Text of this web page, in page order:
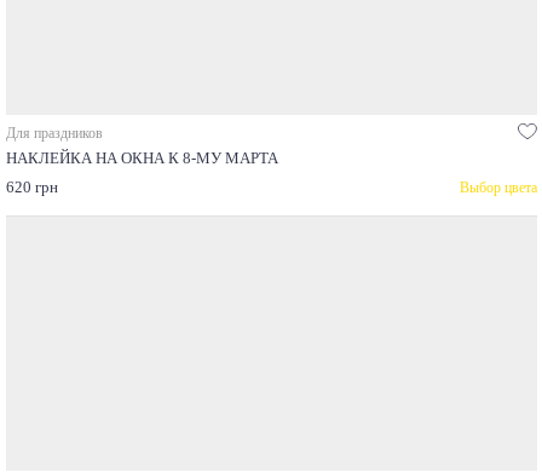
Для праздников
НАКЛЕЙКА НА ОКНА К 8-МУ МАРТА
620 грн
Выбор цвета